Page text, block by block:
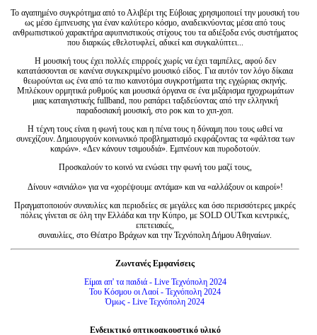
Το αγαπημένο συγκρότημα από το Αλιβέρι της Εύβοιας χρησιμοποιεί την μουσική του
ως μέσο έμπνευσης για έναν καλύτερο κόσμο, αναδεικνύοντας μέσα από τους
ανθρωπιστικού χαρακτήρα αφυπνιστικούς στίχους του τα αδιέξοδα ενός συστήματος
που διαρκώς εθελοτυφλεί, αδικεί και συγκαλύπτει...
Η μουσική τους έχει πολλές επιρροές χωρίς να έχει ταμπέλες, αφού δεν
κατατάσσονται σε κανένα συγκεκριμένο μουσικό είδος. Για αυτόν τον λόγο δίκαια
θεωρούνται ως ένα από τα πιο καινοτόμα συγκροτήματα της εγχώριας σκηνής.
Μπλέκουν ορμητικά ρυθμούς και μουσικά όργανα σε ένα μιξάρισμα ηχοχρωμάτων
μιας καταιγιστικής fullband, που ραπάρει ταξιδεύοντας από την ελληνική
παραδοσιακή μουσική, στο ροκ και το χιπ-χοπ.
Η τέχνη τους είναι η φωνή τους και η πένα τους η δύναμη που τους ωθεί να
συνεχίζουν. Δημιουργούν κοινωνικό προβληματισμό εκφράζοντας τα «φάλτσα των
καιρών». «Δεν κάνουν τσιμουδιά». Εμπνέουν και πυροδοτούν.
Προσκαλούν το κοινό να ενώσει την φωνή του μαζί τους,
Δίνουν «σινιάλο» για να «χορέψουμε αντάμα» και να «αλλάξουν οι καιροί»!
Πραγματοποιούν συναυλίες και περιοδείες σε μεγάλες και όσο περισσότερες μικρές
πόλεις γίνεται σε όλη την Ελλάδα και την Κύπρο, με SOLD OUTκαι κεντρικές,
επετειακές,
συναυλίες, στο Θέατρο Βράχων και την Τεχνόπολη Δήμου Αθηναίων.
Ζωντανές Εμφανίσεις
Είμαι απ' τα παιδιά - Live Τεχνόπολη 2024
Του Κόσμου οι Λαοί - Τεχνόπολη 2024
Όμως - Live Τεχνόπολη 2024
Ενδεικτικό οπτικοακουστικό υλικό